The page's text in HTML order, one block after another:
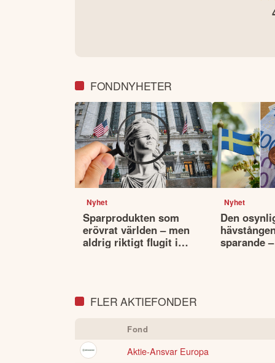
FONDNYHETER
Nyhet
Sparprodukten som
erövrat världen – men
aldrig riktigt flugit i
Nyhet
Den
sparande
FLER AKTIEFONDER
Fond
Aktie-Ansvar Europa